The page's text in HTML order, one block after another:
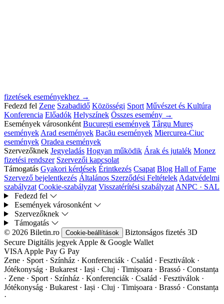
fizetések eseményekhez →
Fedezd fel Zene Szabadidő Közösségi Sport Művészet és Kultúra
Konferencia Előadók Helyszínek Összes esemény →
Események városonként București események Târgu Mureș
események Arad események Bacău események Miercurea-Ciuc
események Oradea események
Szervezőknek Jegyeladás Hogyan működik Árak és jutalék Monez
fizetési rendszer Szervezői kapcsolat
Támogatás Gyakori kérdések Érintkezés Csapat Blog Hall of Fame
Szervező bejelentkezés Általános Szerződési Feltételek Adatvédelmi
szabályzat Cookie-szabályzat Visszatérítési szabályzat ANPC · SAL
Fedezd fel
Események városonként
Szervezőknek
Támogatás
© 2026 Biletin.ro
Cookie-beállítások Biztonságos fizetés 3D
Secure Digitális jegyek Apple & Google Wallet
VISA Apple Pay G Pay
Zene · Sport · Színház · Konferenciák · Család · Fesztiválok ·
Jótékonyság · Bukarest · Iași · Cluj · Timișoara · Brassó · Constanța
· Zene · Sport · Színház · Konferenciák · Család · Fesztiválok ·
Jótékonyság · Bukarest · Iași · Cluj · Timișoara · Brassó · Constanța
·